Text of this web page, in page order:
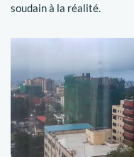
soudain à la réalité.